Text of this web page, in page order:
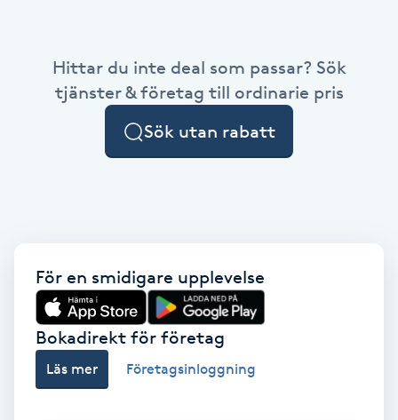
BIAB
Blowout
Bottenfärg
Hittar du inte deal som passar? Sök
tjänster & företag till ordinarie pris
Sök utan rabatt
För en smidigare upplevelse
Bokadirekt för företag
Läs mer Företagsinloggning